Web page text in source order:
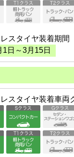
スタイヤ装着期間
1 日～3月 15日
スタイヤ装着車両